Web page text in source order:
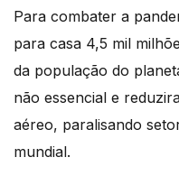
Para combater a
para casa 4,5 mil
da população do
não essencial e
aéreo, paralisando
mundial.